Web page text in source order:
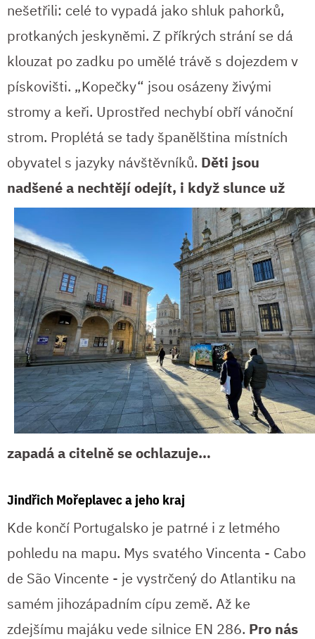
nešetřili: celé to vypadá jako shluk pahorků,
protkaných jeskyněmi. Z příkrých strání se dá
klouzat po zadku po umělé trávě s dojezdem v
pískovišti. „Kopečky“ jsou osázeny živými
stromy a keři. Uprostřed nechybí obří vánoční
strom. Proplétá se tady španělština místních
obyvatel s jazyky návštěvníků. Děti jsou
nadšené a nechtějí odejít, i když slunce už
zapadá a citelně se ochlazuje…
Jindřich Mořeplavec a jeho kraj
Kde končí Portugalsko je patrné i z letmého
pohledu na mapu. Mys svatého Vincenta - Cabo
de São Vincente - je vystrčený do Atlantiku na
samém jihozápadním cípu země. Až ke
zdejšímu majáku vede silnice EN 286. Pro nás